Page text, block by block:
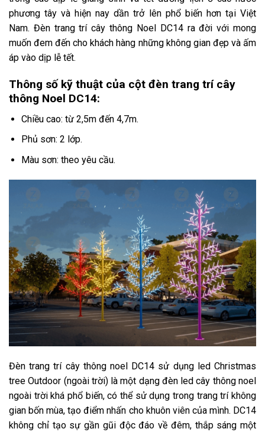
phương tây và hiện nay dần trở lên phổ biến hơn tại Việt
Nam. Đèn trang trí cây thông Noel DC14 ra đời với mong
muốn đem đến cho khách hàng những không gian đẹp và ấm
áp vào dịp lễ tết.
Thông số kỹ thuật của cột đèn trang trí cây
thông Noel DC14:
Chiều cao: từ 2,5m đến 4,7m.
Phủ sơn: 2 lớp.
Màu sơn: theo yêu cầu.
Đèn trang trí cây thông noel DC14 sử dụng led Christmas
tree Outdoor (ngoài trời) là một dạng đèn led cây thông noel
ngoài trời khá phổ biến, có thể sử dụng trong trang trí không
gian bốn mùa, tạo điểm nhấn cho khuôn viên của mình. DC14
không chỉ tạo sự gần gũi độc đáo về đêm, thắp sáng một